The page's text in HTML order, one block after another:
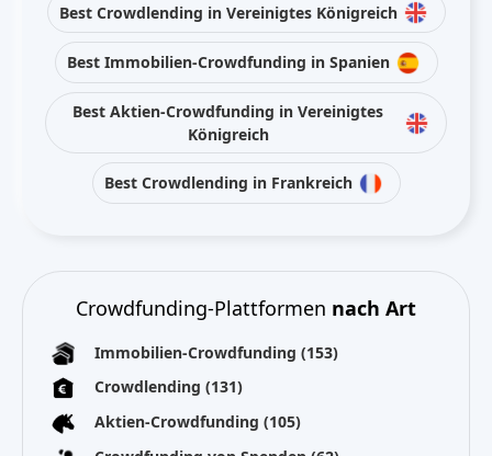
Best Crowdlending in Vereinigtes Königreich
Best Immobilien-Crowdfunding in Spanien
Best Aktien-Crowdfunding in Vereinigtes
Königreich
Best Crowdlending in Frankreich
Crowdfunding-Plattformen nach Art
Immobilien-Crowdfunding (153)
Crowdlending (131)
Aktien-Crowdfunding (105)